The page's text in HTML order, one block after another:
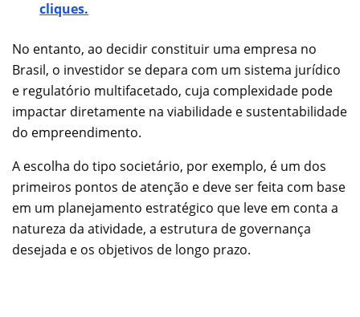
cliques.
No entanto, ao decidir constituir uma empresa no
Brasil, o investidor se depara com um sistema jurídico
e regulatório multifacetado, cuja complexidade pode
impactar diretamente na viabilidade e sustentabilidade
do empreendimento.
A escolha do tipo societário, por exemplo, é um dos
primeiros pontos de atenção e deve ser feita com base
em um planejamento estratégico que leve em conta a
natureza da atividade, a estrutura de governança
desejada e os objetivos de longo prazo.